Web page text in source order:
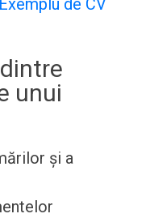
de CV
unui
și a